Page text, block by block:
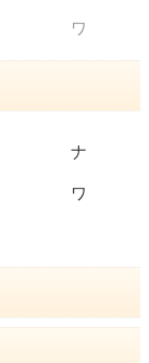
ワ
ナ
ワ